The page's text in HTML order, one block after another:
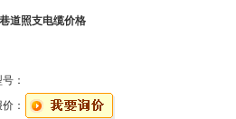
道照支电缆价格
：
：